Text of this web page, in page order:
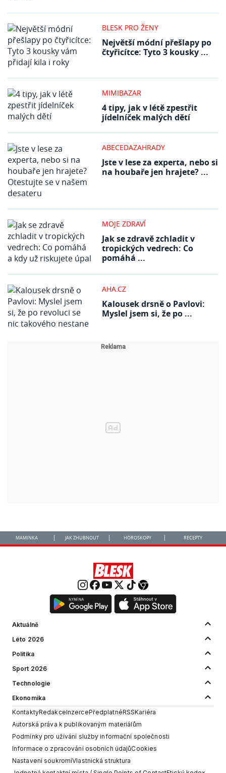
BLESK PRO ŽENY
Největší módní přešlapy po
čtyřicítce: Tyto 3 kousky ...
MIMIBAZAR
4 tipy, jak v létě zpestřit
jídelníček malých dětí
ABECEDAZAHRADY
Jste v lese za experta, nebo si
na houbaře jen hrajete? ...
MOJE ZDRAVÍ
Jak se zdravě zchladit v
tropických vedrech: Co
pomáhá ...
AHA.CZ
Kalousek drsně o Pavlovi:
Myslel jsem si, že po ...
MAMINKA JAK ZHUBNOUT HOROSKOPY RECEPTY
Aktuálně
Léto 2026
Politika
Sport 2026
Technologie
Ekonomika
KontaktyRedakceInzercePředplatnéRSSKariéra
Autorská práva k publikovaným materiálům
Podmínky pro užívání služby informační společnosti
Informace o zpracování osobních údajůCookies
Nastavení soukromíVlastnická struktura